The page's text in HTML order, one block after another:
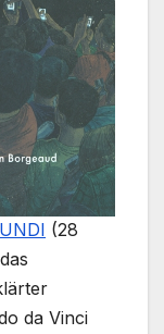
(28
da Vinci